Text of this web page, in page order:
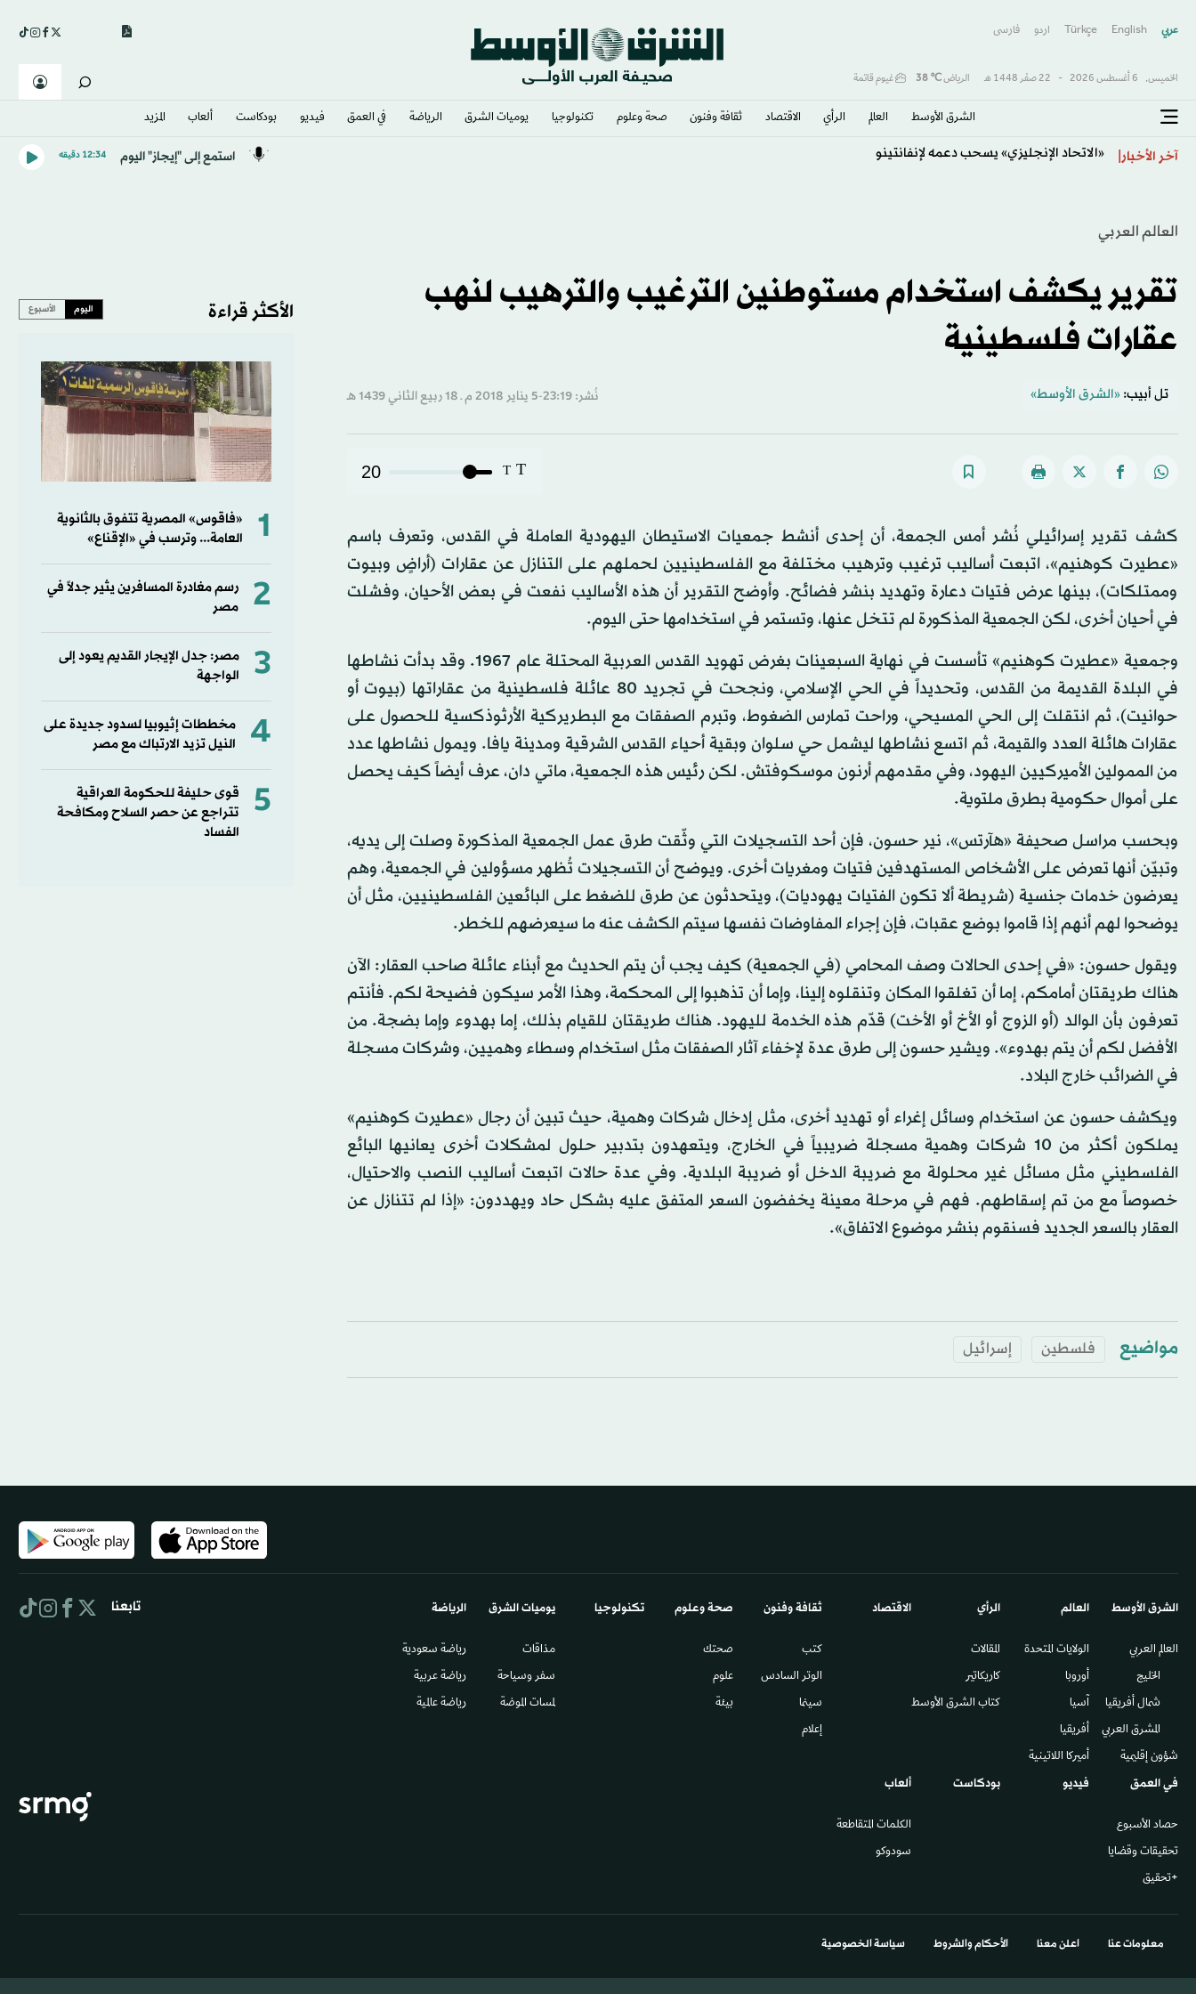
عربي English
Türkçe اردو فارسى
الخميس, 6 أغسطس 2026 - 22 صفَر 1448 هـ الرياض℃
38 غيوم قاتمة
الشرق الأوسط​ العالم الرأي الاقتصاد ثقافة وفنون صحة وعلوم تكنولوجيا يوميات الشرق​ الرياضة في العمق فيديو بودكاست ألعاب المزيد
آخر الأخبار «الاتحاد الإنجليزي» يسحب دعمه لإنفانتينو استمع إلى "إيجاز" اليوم 12:34 دقيقه
العالم العربي
تقرير يكشف استخدام مستوطنين الترغيب والترهيب لنهب
عقارات فلسطينية
تل أبيب: «الشرق الأوسط» نُشر: 23:19-5 يناير 2018 م ـ 18 ربيع الثاني 1439 هـ
T
T
20
كشف تقرير إسرائيلي نُشر أمس الجمعة، أن إحدى أنشط جمعيات الاستيطان اليهودية العاملة في القدس، وتعرف باسم
«عطيرت كوهنيم»، اتبعت أساليب ترغيب وترهيب مختلفة مع الفلسطينيين لحملهم على التنازل عن عقارات (أراضٍ وبيوت
وممتلكات)، بينها عرض فتيات دعارة وتهديد بنشر فضائح. وأوضح التقرير أن هذه الأساليب نفعت في بعض الأحيان، وفشلت
في أحيان أخرى، لكن الجمعية المذكورة لم تتخل عنها، وتستمر في استخدامها حتى اليوم.
وجمعية «عطيرت كوهنيم» تأسست في نهاية السبعينات بغرض تهويد القدس العربية المحتلة عام 1967. وقد بدأت نشاطها
في البلدة القديمة من القدس، وتحديداً في الحي الإسلامي، ونجحت في تجريد 80 عائلة فلسطينية من عقاراتها (بيوت أو
حوانيت)، ثم انتقلت إلى الحي المسيحي، وراحت تمارس الضغوط، وتبرم الصفقات مع البطريركية الأرثوذكسية للحصول على
عقارات هائلة العدد والقيمة، ثم اتسع نشاطها ليشمل حي سلوان وبقية أحياء القدس الشرقية ومدينة يافا. ويمول نشاطها عدد
من الممولين الأميركيين اليهود، وفي مقدمهم أرنون موسكوفتش. لكن رئيس هذه الجمعية، ماتي دان، عرف أيضاً كيف يحصل
على أموال حكومية بطرق ملتوية.
وبحسب مراسل صحيفة «هآرتس»، نير حسون، فإن أحد التسجيلات التي وثّقت طرق عمل الجمعية المذكورة وصلت إلى يديه،
وتبيّن أنها تعرض على الأشخاص المستهدفين فتيات ومغريات أخرى. ويوضح أن التسجيلات تُظهر مسؤولين في الجمعية، وهم
يعرضون خدمات جنسية (شريطة ألا تكون الفتيات يهوديات)، ويتحدثون عن طرق للضغط على البائعين الفلسطينيين، مثل أن
يوضحوا لهم أنهم إذا قاموا بوضع عقبات، فإن إجراء المفاوضات نفسها سيتم الكشف عنه ما سيعرضهم للخطر.
ويقول حسون: «في إحدى الحالات وصف المحامي (في الجمعية) كيف يجب أن يتم الحديث مع أبناء عائلة صاحب العقار: الآن
هناك طريقتان أمامكم، إما أن تغلقوا المكان وتنقلوه إلينا، وإما أن تذهبوا إلى المحكمة، وهذا الأمر سيكون فضيحة لكم. فأنتم
تعرفون بأن الوالد (أو الزوج أو الأخ أو الأخت) قدّم هذه الخدمة لليهود. هناك طريقتان للقيام بذلك، إما بهدوء وإما بضجة. من
الأفضل لكم أن يتم بهدوء». ويشير حسون إلى طرق عدة لإخفاء آثار الصفقات مثل استخدام وسطاء وهميين، وشركات مسجلة
في الضرائب خارج البلاد.
ويكشف حسون عن استخدام وسائل إغراء أو تهديد أخرى، مثل إدخال شركات وهمية، حيث تبين أن رجال «عطيرت كوهنيم»
يملكون أكثر من 10 شركات وهمية مسجلة ضريبياً في الخارج، ويتعهدون بتدبير حلول لمشكلات أخرى يعانيها البائع
الفلسطيني مثل مسائل غير محلولة مع ضريبة الدخل أو ضريبة البلدية. وفي عدة حالات اتبعت أساليب النصب والاحتيال،
خصوصاً مع من تم إسقاطهم. فهم في مرحلة معينة يخفضون السعر المتفق عليه بشكل حاد ويهددون: «إذا لم تتنازل عن
العقار بالسعر الجديد فسنقوم بنشر موضوع الاتفاق».
مواضيع فلسطين إسرائيل
الأكثر قراءة اليوم الأسبوع
1
«فاقوس» المصرية تتفوق بالثانوية
العامة... وترسب في «الإقناع»
2
رسم مغادرة المسافرين يثير جدلاً في
مصر
3
مصر: جدل الإيجار القديم يعود إلى
الواجهة
4
مخططات إثيوبيا لسدود جديدة على
النيل تزيد الارتباك مع مصر
5
قوى حليفة للحكومة العراقية
تتراجع عن حصر السلاح ومكافحة
الفساد
الشرق الأوسط​
العالم العربي
الخليج
شمال أفريقيا
المشرق العربي
شؤون إقليمية
العالم
الولايات المتحدة
أوروبا
آسيا
أفريقيا
أميركا اللاتينية
الرأي
المقالات
كاريكاتير
كتاب الشرق الأوسط
الاقتصاد ثقافة وفنون
كتب
الوتر السادس​
سينما
إعلام
صحة وعلوم
صحتك
علوم
بيئة
تكنولوجيا يوميات الشرق​
مذاقات
سفر وسياحة
لمسات الموضة
الرياضة
رياضة سعودية
رياضة عربية
رياضة عالمية
في العمق
حصاد الأسبوع
تحقيقات وقضايا
+تحقيق
فيديو بودكاست ألعاب
الكلمات المتقاطعة
سودوكو
تابعنا
معلومات عنا اعلن معنا الأحكام والشروط سياسة الخصوصية